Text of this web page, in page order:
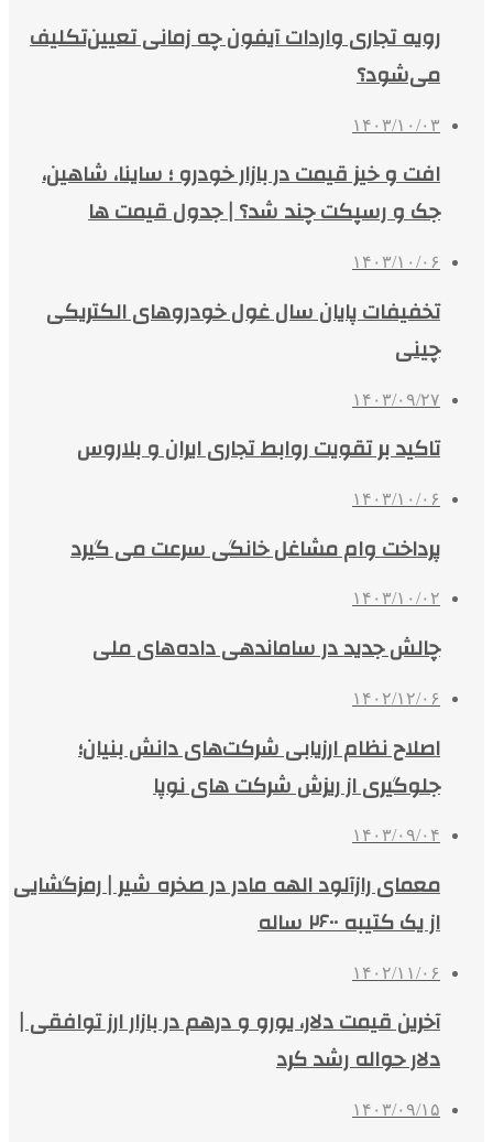
رویه تجاری واردات آیفون‌ چه زمانی تعیین‌تکلیف
می‌شود؟
۱۴۰۳/۱۰/۰۳
افت و خیز قیمت در بازار خودرو ؛ ساینا، شاهین،
جک و رسپکت چند شد؟ | جدول قیمت ها
۱۴۰۳/۱۰/۰۶
تخفیفات پایان سال غول خودروهای الکتریکی
چینی
۱۴۰۳/۰۹/۲۷
تاکید بر تقویت روابط تجاری ایران و بلاروس
۱۴۰۳/۱۰/۰۶
پرداخت وام مشاغل خانگی سرعت می گیرد
۱۴۰۳/۱۰/۰۲
چالش جدید در ساماندهی داده‌های ملی
۱۴۰۲/۱۲/۰۶
اصلاح نظام ارزیابی شرکت‌های دانش بنیان؛
جلوگیری از ریزش شرکت های نوپا
۱۴۰۳/۰۹/۰۴
معمای رازآلود الهه مادر در صخره شیر | رمزگشایی
از یک کتیبه ۲۶۰۰ ساله
۱۴۰۲/۱۱/۰۶
آخرین قیمت دلار، یورو و درهم در بازار ارز توافقی |
دلار حواله رشد کرد
۱۴۰۳/۰۹/۱۵